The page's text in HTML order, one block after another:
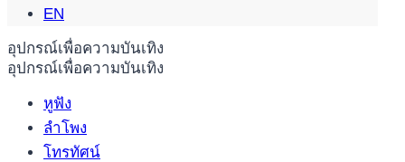
อุปกรณ์เพื่อความบันเทิง
อุปกรณ์เพื่อความบันเทิง
หูฟัง
ลำโพง
โทรทัศน์
EN